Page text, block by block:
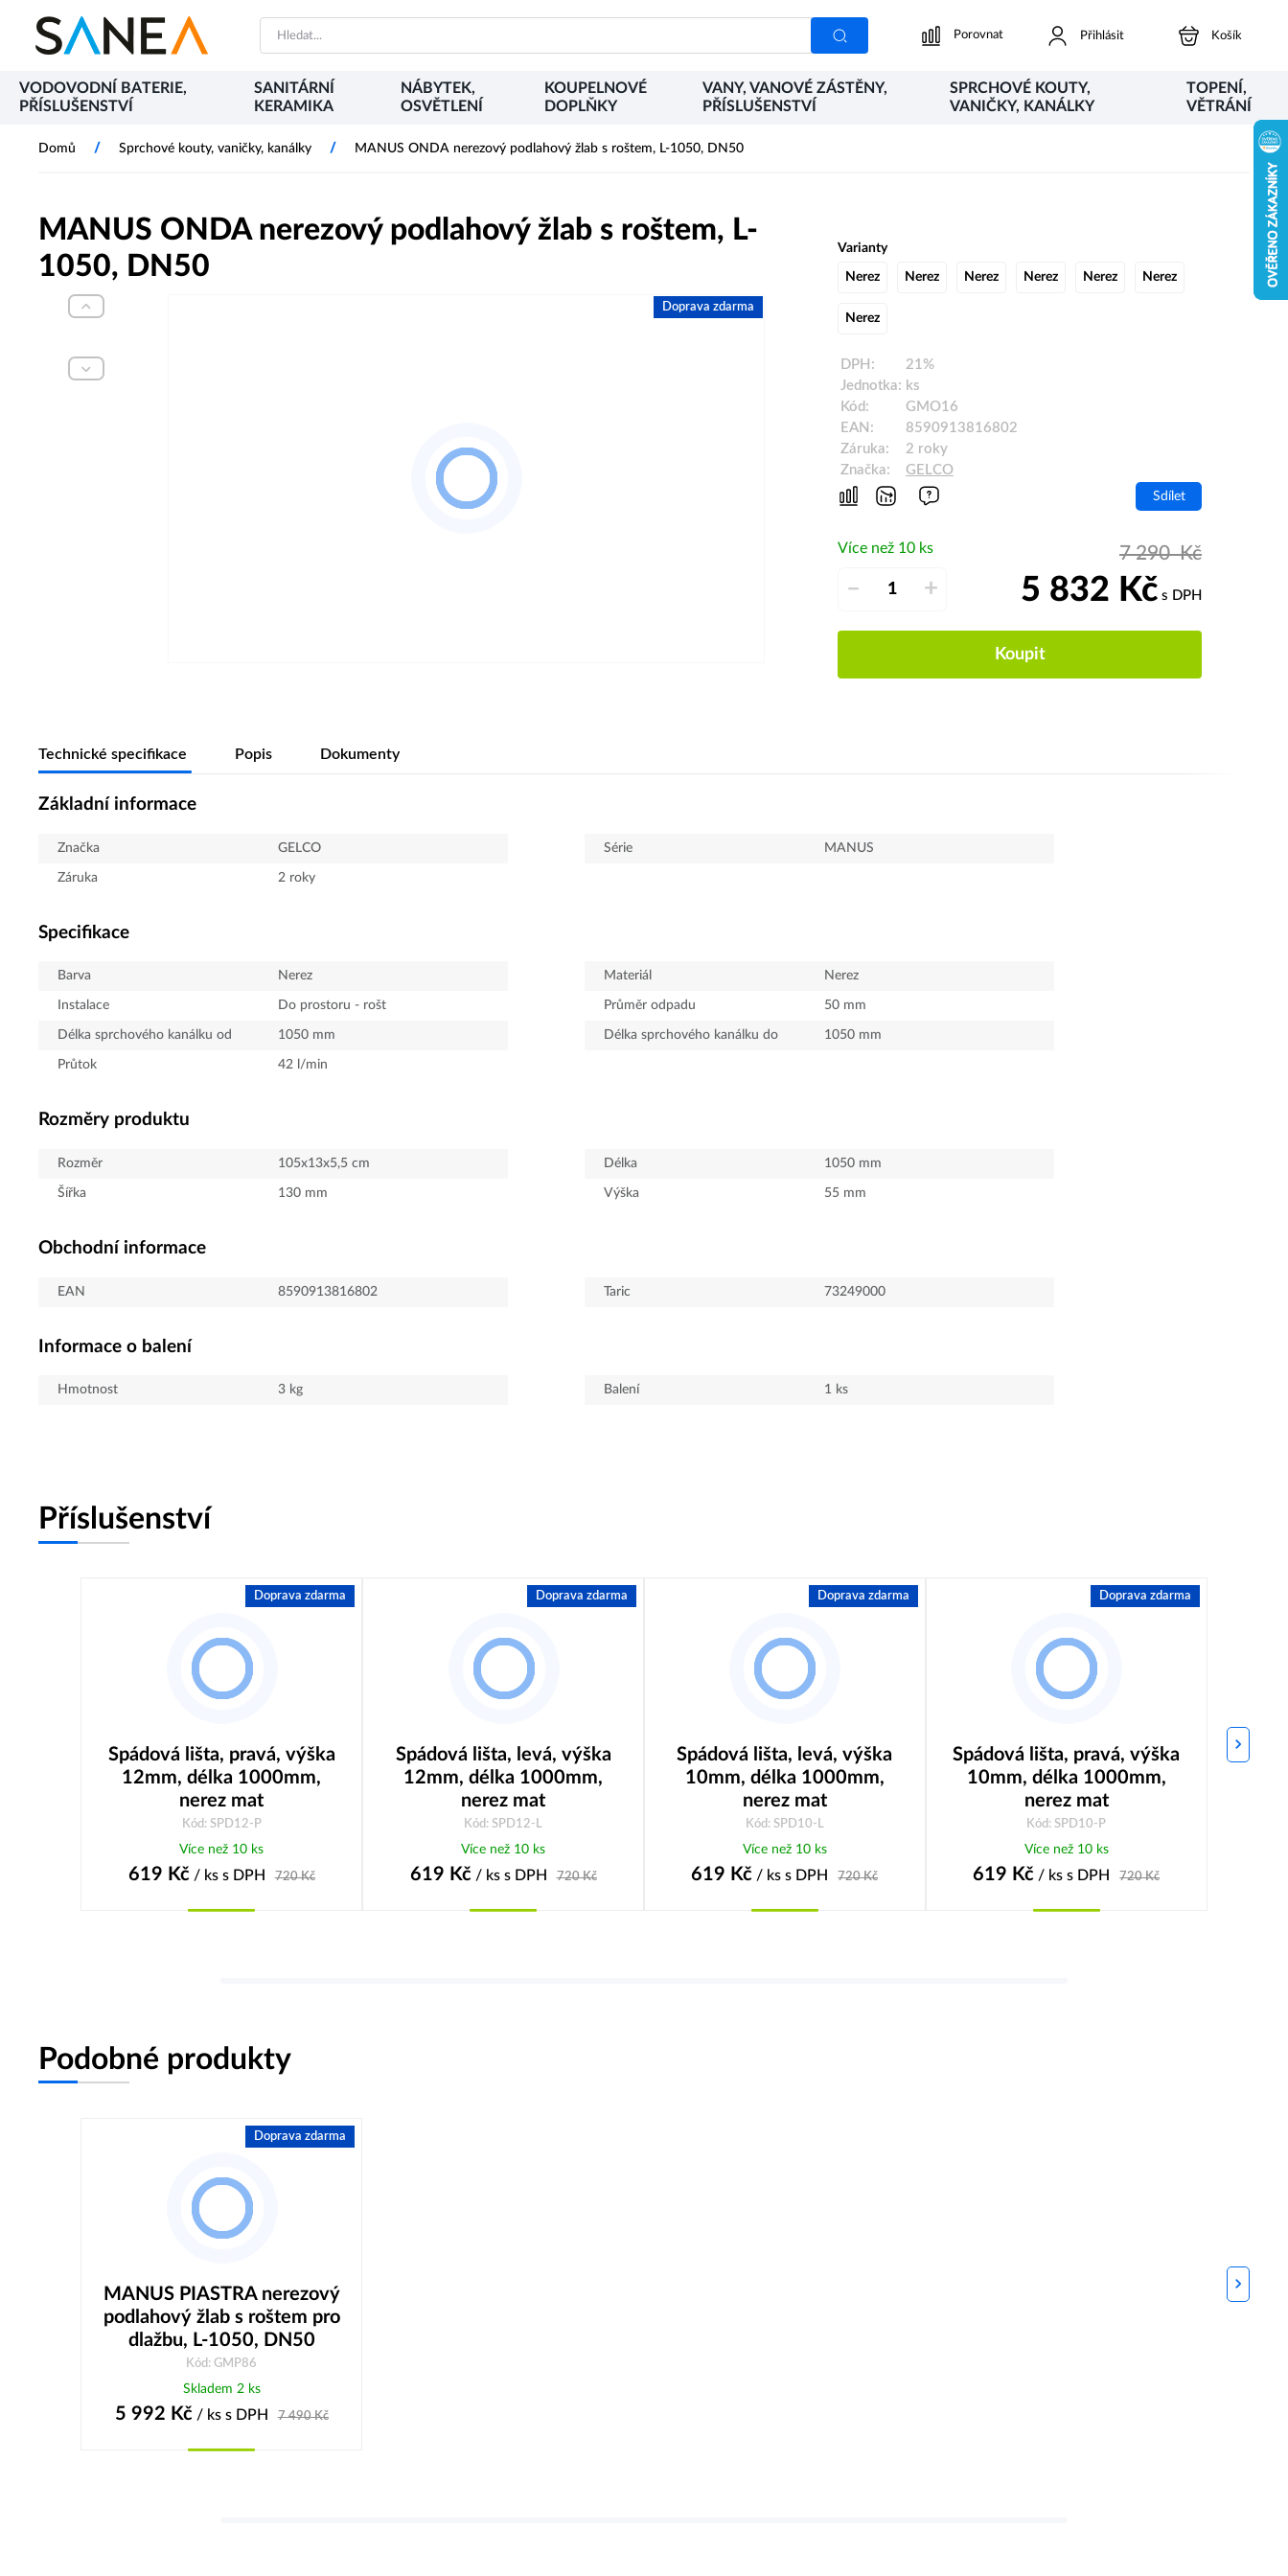
Porovnat Přihlásit Košík
VODOVODNÍ BATERIE,
PŘÍSLUŠENSTVÍ
SANITÁRNÍ
KERAMIKA
NÁBYTEK,
OSVĚTLENÍ
KOUPELNOVÉ
DOPLŇKY
VANY, VANOVÉ ZÁSTĚNY,
PŘÍSLUŠENSTVÍ
SPRCHOVÉ KOUTY,
VANIČKY, KANÁLKY
TOPENÍ,
VĚTRÁNÍ
Domů / Sprchové kouty, vaničky, kanálky / MANUS ONDA nerezový podlahový žlab s roštem, L-1050, DN50
MANUS ONDA nerezový podlahový žlab s roštem, L-
1050, DN50
Doprava zdarma
Varianty
Nerez Nerez Nerez Nerez Nerez Nerez
Nerez
DPH:
21%
Jednotka: ks
Kód:
GMO16
EAN:
8590913816802
Záruka:
2 roky
Značka:
GELCO
Sdílet
Více než 10 ks
– +
7 290Kč
5 832 Kč s DPH
Koupit
Technické specifikace Popis Dokumenty
Základní informace
Značka GELCO Série MANUS
Záruka 2 roky
Specifikace
Barva Nerez Materiál Nerez
Instalace Do prostoru - rošt Průměr odpadu 50 mm
Délka sprchového kanálku od 1050 mm Délka sprchového kanálku do 1050 mm
Průtok 42 l/min
Rozměry produktu
Rozměr 105x13x5,5 cm Délka 1050 mm
Šířka 130 mm Výška 55 mm
Obchodní informace
EAN 8590913816802 Taric 73249000
Informace o balení
Hmotnost 3 kg Balení 1 ks
Příslušenství
Doprava zdarma
Spádová lišta, pravá, výška
12mm, délka 1000mm,
nerez mat
Kód: SPD12-P
Více než 10 ks
619 Kč/ ks s DPH 720Kč
Doprava zdarma
Spádová lišta, levá, výška
12mm, délka 1000mm,
nerez mat
Kód: SPD12-L
Více než 10 ks
619 Kč/ ks s DPH 720Kč
Doprava zdarma
Spádová lišta, levá, výška
10mm, délka 1000mm,
nerez mat
Kód: SPD10-L
Více než 10 ks
619 Kč / kss DPH 720Kč
Doprava zdarma
Spádová lišta, pravá, výška
10mm, délka 1000mm,
nerez mat
Kód: SPD10-P
Více než 10 ks
619 Kč / kss DPH 720Kč
Podobné produkty
Doprava zdarma
MANUS PIASTRA nerezový
podlahový žlab s roštem pro
dlažbu, L-1050, DN50
Kód: GMP86
Skladem 2 ks
5 992 Kč/ ks s DPH 7 490Kč